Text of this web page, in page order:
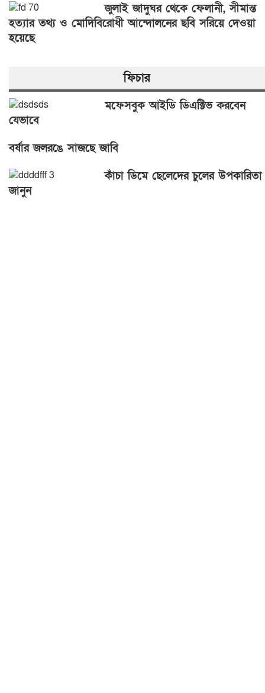
জুলাই জাদুঘর থেকে ফেলানী, সীমান্ত
হত্যার তথ্য ও মোদিবিরোধী আন্দোলনের ছবি সরিয়ে দেওয়া
হয়েছে
ফিচার
মফেসবুক আইডি ডিএক্টিভ করবেন
যেভাবে
বর্ষার জলরঙে সাজছে জাবি
কাঁচা ডিমে ছেলেদের চুলের উপকারিতা
জানুন